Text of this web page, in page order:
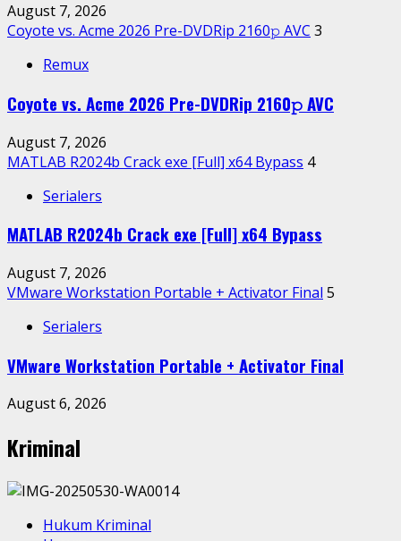
August 7, 2026
Coyote vs. Acme 2026 Pre-DVDRip 2160𝚙 AVC 3
Remux
Coyote vs. Acme 2026 Pre-DVDRip 2160𝚙 AVC
August 7, 2026
MATLAB R2024b Crack exe [Full] x64 Bypass 4
Serialers
MATLAB R2024b Crack exe [Full] x64 Bypass
August 7, 2026
VMware Workstation Portable + Activator Final 5
Serialers
VMware Workstation Portable + Activator Final
August 6, 2026
Kriminal
Hukum Kriminal